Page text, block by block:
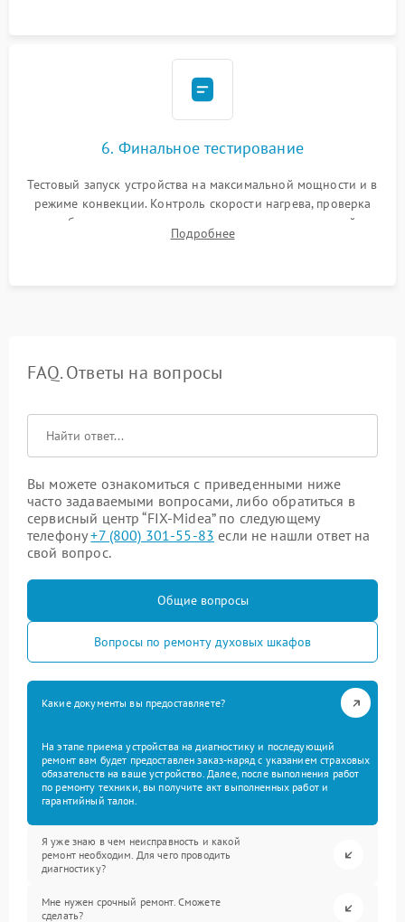
6. Финальное тестирование
Тестовый запуск устройства на максимальной мощности и в
режиме конвекции. Контроль скорости нагрева, проверка
срабатывания термостата при достижении заданной
температуры и тест на отсутствие утечек тока.
Подробнее
FAQ. Ответы на вопросы
Вы можете ознакомиться с приведенными ниже
часто задаваемыми вопросами, либо обратиться в
сервисный центр “FIX-Midea” по следующему
телефону+7 (800) 301-55-83 если не нашли ответ на
свой вопрос.
Общие вопросы
Вопросы по ремонту духовых шкафов
Какие документы вы предоставляете?
На этапе приема устройства на диагностику и последующий
ремонт вам будет предоставлен заказ-наряд с указанием страховых
обязательств на ваше устройство. Далее, после выполнения работ
по ремонту техники, вы получите акт выполненных работ и
гарантийный талон.
Я уже знаю в чем неисправность и какой
ремонт необходим. Для чего проводить
диагностику?
Мне нужен срочный ремонт. Сможете
сделать?